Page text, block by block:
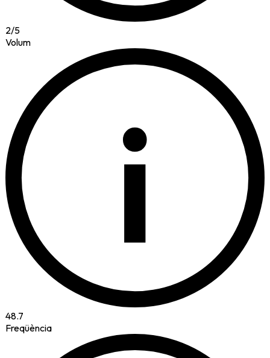
2/5
Volum
i
48.7
Freqüència